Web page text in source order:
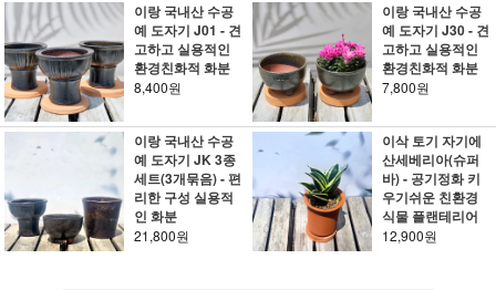
이랑 국내산 수공
예 도자기 J01 - 견
고하고 실용적인
환경친화적 화분
8,400원
이랑 국내산 수공
예 도자기 J30 - 견
고하고 실용적인
환경친화적 화분
7,800원
이랑 국내산 수공
예 도자기 JK 3종
세트(3개묶음) - 편
리한 구성 실용적
인 화분
21,800원
이삭 토기 자기에
산세베리아(슈퍼
바) - 공기정화 키
우기쉬운 친환경
식물 플랜테리어
12,900원